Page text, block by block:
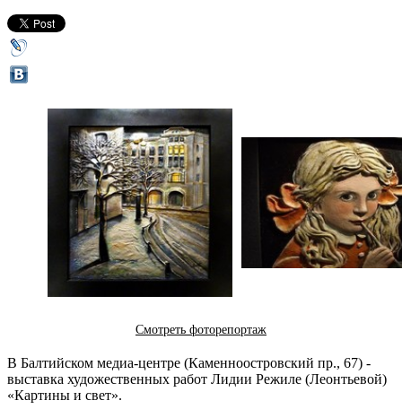
Смотреть фоторепортаж
В Балтийском медиа-центре (Каменноостровский пр., 67) -
выставка художественных работ Лидии Режиле (Леонтьевой)
«Картины и свет».